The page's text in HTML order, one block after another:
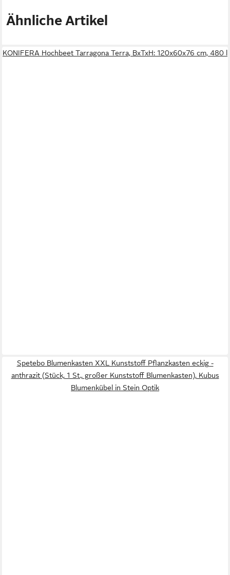
Ähnliche Artikel
KONIFERA Hochbeet Tarragona Terra, BxTxH: 120x60x76 cm, 480 l
Spetebo Blumenkasten XXL Kunststoff Pflanzkasten eckig -
anthrazit (Stück, 1 St., großer Kunststoff Blumenkasten), Kubus
Blumenkübel in Stein Optik